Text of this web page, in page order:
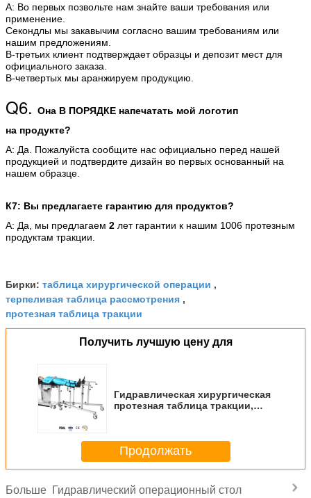
А: Во первых позвольте нам знайте ваши требования или
применение.
Секондлы мы закавычим согласно вашим требованиям или
нашим предложениям.
В-третьих клиент подтверждает образцы и депозит мест для
официального заказа.
В-четвертых мы аранжируем продукцию.
Q6. Она В ПОРЯДКЕ напечатать мой логотип
на продукте?
А: Да. Пожалуйста сообщите нас официально перед нашей
продукцией и подтвердите дизайн во первых основанный на
нашем образце.
К7: Вы предлагаете гарантию для продуктов?
А: Да, мы предлагаем 2 лет гарантии к нашим 1006 протезным
продуктам тракции.
Бирки: таблица хирургической операции ,
терпеливая таблица рассмотрения ,
протезная таблица тракции
Получить лучшую цену для
Гидравлическая хирургическая
протезная таблица тракции,
Продолжать
Больше Гидравлический операционный стол